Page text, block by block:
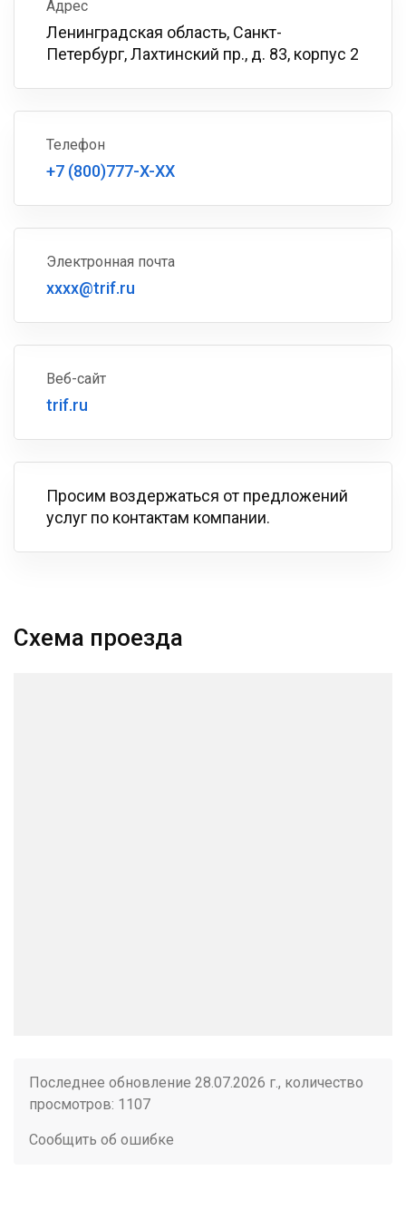
Адрес
Ленинградская область, Санкт-
Петербург, Лахтинский пр., д. 83, корпус 2
Телефон
+7 (800)777-X-XX
Электронная почта
xxxx@trif.ru
Веб-сайт
trif.ru
Просим воздержаться от предложений
услуг по контактам компании.
Схема проезда
Последнее обновление 28.07.2026 г., количество
просмотров: 1107
Сообщить об ошибке